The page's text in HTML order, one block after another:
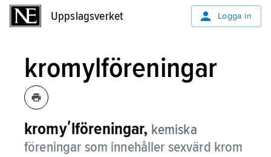
Uppslagsverket Logga in
kromylföreningar
kromyʹlföreningar, kemiska
föreningar som innehåller sexvärd krom